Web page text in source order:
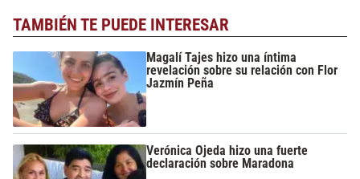
TAMBIÉN TE PUEDE INTERESAR
Magalí Tajes hizo una íntima
revelación sobre su relación con Flor
Jazmín Peña
Verónica Ojeda hizo una fuerte
declaración sobre Maradona